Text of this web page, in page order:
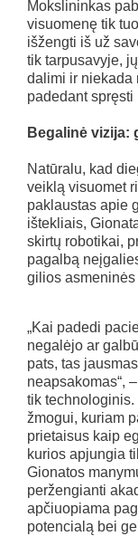
Mokslininkas
visuomenę tik
išžengti iš už
tik tarpusavyje,
dalimi ir niekada
padedant
Begalinė vizija:
Natūralu, kad
veiklą visuomet
paklaustas apie
ištekliais,
skirtų robotikai,
pagalbą
gilios
„Kai padedi
negalėjo ar
pats, tas
neapsakomas“,
tik
žmogui, kuriam
prietaisus kaip
kurios apjungia
Gionatos
peržengianti
apčiuopiama
potencialą bei